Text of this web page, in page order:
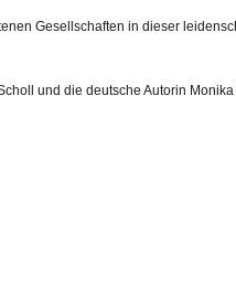
Gesellschaften in dieser
und die deutsche Autorin Monika